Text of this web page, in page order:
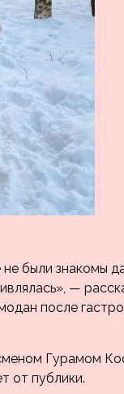
были знакомы
—
после
Гурамом
от публики.